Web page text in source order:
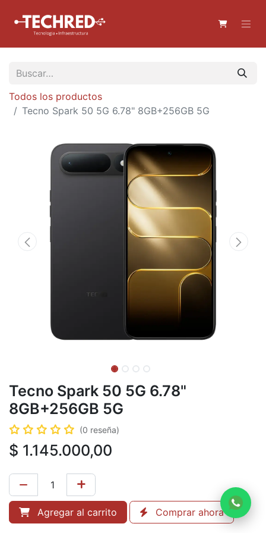
Todos los productos
Tecno Spark 50 5G 6.78" 8GB+256GB 5G
Tecno Spark 50 5G 6.78"
8GB+256GB 5G
(0 reseña)
$ 1.145.000,00
Agregar al carrito Comprar ahora